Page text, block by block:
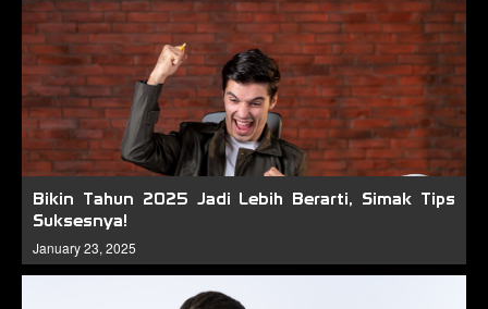
Bikin Tahun 2025 Jadi Lebih Berarti, Simak Tips
Suksesnya!
January 23, 2025